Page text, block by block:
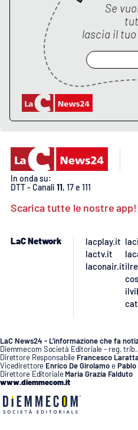
Se
lascia il
In onda su:
DTT - Canali 11, 17 e 111
Scarica tutte le nostre app!
LaC Network
lacplay.it
lactv.it
laconair.it
LaC News24 - L’informazione che fa
Diemmecom Società Editoriale - reg. trib.
Direttore Responsabile Francesco Laratta
Vicedirettore Enrico De Girolamoe
Direttore Editoriale Maria Grazia Falduto
www.diemmecom.it